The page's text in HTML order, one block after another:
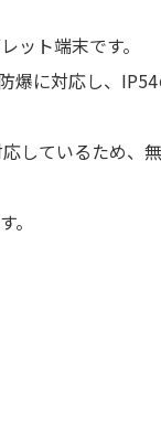
ット端末です。
爆に対応し、
しているため、
。